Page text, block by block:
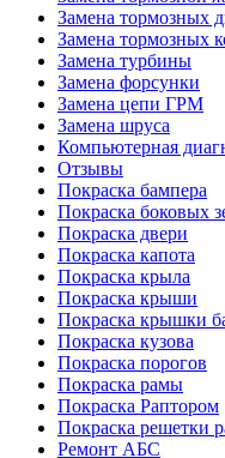
Замена тормозных
Замена тормозных
Замена турбины
Замена форсунки
Замена цепи ГРМ
Замена шруса
Компьютерная
Отзывы
Покраска бампера
Покраска боковых
Покраска двери
Покраска капота
Покраска крыла
Покраска крыши
Покраска крышки
Покраска кузова
Покраска порогов
Покраска рамы
Покраска Раптором
Покраска решетки
Ремонт АБС